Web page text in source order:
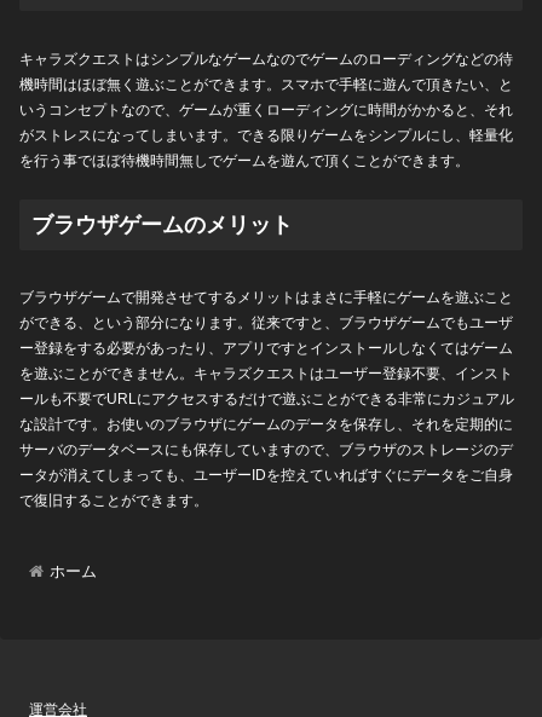
キャラズクエストはシンプルなゲームなのでゲームのローディングなどの待
機時間はほぼ無く遊ぶことができます。スマホで手軽に遊んで頂きたい、と
いうコンセプトなので、ゲームが重くローディングに時間がかかると、それ
がストレスになってしまいます。できる限りゲームをシンプルにし、軽量化
を行う事でほぼ待機時間無しでゲームを遊んで頂くことができます。
ブラウザゲームのメリット
ブラウザゲームで開発させてするメリットはまさに手軽にゲームを遊ぶこと
ができる、という部分になります。従来ですと、ブラウザゲームでもユーザ
ー登録をする必要があったり、アプリですとインストールしなくてはゲーム
を遊ぶことができません。キャラズクエストはユーザー登録不要、インスト
ールも不要でURLにアクセスするだけで遊ぶことができる非常にカジュアル
な設計です。お使いのブラウザにゲームのデータを保存し、それを定期的に
サーバのデータベースにも保存していますので、ブラウザのストレージのデ
ータが消えてしまっても、ユーザーIDを控えていればすぐにデータをご自身
で復旧することができます。
ホーム
運営会社